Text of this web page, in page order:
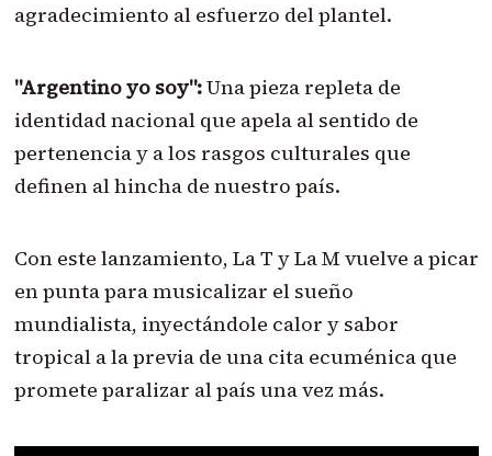
agradecimiento al esfuerzo del plantel.
"Argentino yo soy":Una pieza repleta de
identidad nacional que apela al sentido de
pertenencia y a los rasgos culturales que
definen al hincha de nuestro país.
Con este lanzamiento, La T y La M vuelve a picar
en punta para musicalizar el sueño
mundialista, inyectándole calor y sabor
tropical a la previa de una cita ecuménica que
promete paralizar al país una vez más.